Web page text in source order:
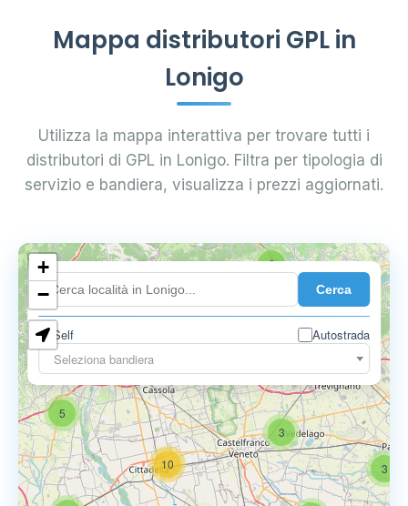
Mappa distributori GPL in
Lonigo
Utilizza la mappa interattiva per trovare tutti i
distributori di GPL in Lonigo. Filtra per tipologia di
servizio e bandiera, visualizza i prezzi aggiornati.
Cerca
Self
Autostrada
Seleziona bandiera
3
3
2
5
6
10
+
−